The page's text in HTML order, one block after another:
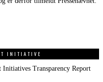
INITIATIVE
Transparency Report